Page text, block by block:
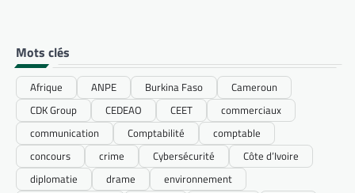
Mots clés
Afrique ANPE Burkina Faso
Cameroun
CDK Group
CEDEAO CEET
commerciaux
communication
Comptabilité
comptable
concours
crime Cybersécurité
Côte d’Ivoire
diplomatie
drame
environnement